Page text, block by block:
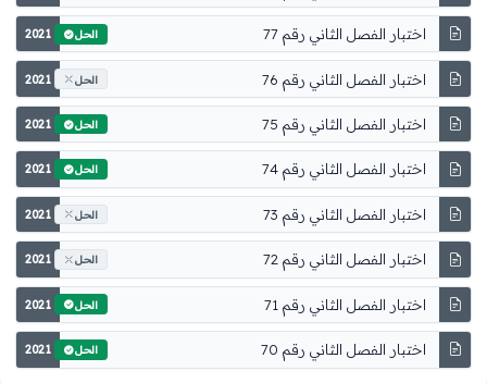
اختبار الفصل الثاني رقم 77 2021 الحل
اختبار الفصل الثاني رقم 76 2021 الحل
اختبار الفصل الثاني رقم 75 2021 الحل
اختبار الفصل الثاني رقم 74 2021 الحل
اختبار الفصل الثاني رقم 73 2021 الحل
اختبار الفصل الثاني رقم 72 2021 الحل
اختبار الفصل الثاني رقم 71 2021 الحل
اختبار الفصل الثاني رقم 70 2021 الحل